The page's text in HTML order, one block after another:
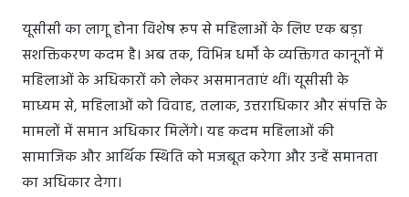
यूसीसी का लागू होना विशेष रूप से महिलाओं के लिए एक बड़ा
सशक्तिकरण कदम है। अब तक, विभिन्न धर्मों के व्यक्तिगत कानूनों में
महिलाओं के अधिकारों को लेकर असमानताएं थीं। यूसीसी के
माध्यम से, महिलाओं को विवाह, तलाक, उत्तराधिकार और संपत्ति के
मामलों में समान अधिकार मिलेंगे। यह कदम महिलाओं की
सामाजिक और आर्थिक स्थिति को मजबूत करेगा और उन्हें समानता
का अधिकार देगा।